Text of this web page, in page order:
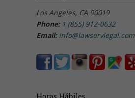
Los Angeles, CA 90019
Phone: 1 (855) 912-0632
Email: info@lawservlegal.com